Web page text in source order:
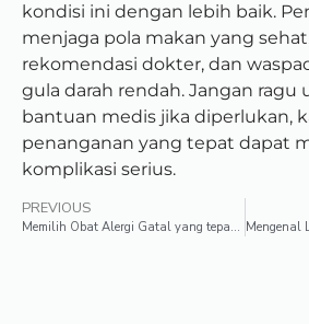
kondisi ini dengan lebih baik.
menjaga pola makan yang
rekomendasi dokter, dan
gula darah rendah. Jangan ragu
bantuan medis jika diperlukan,
penanganan yang tepat dapat
komplikasi serius.
PREVIOUS
Memilih Obat Alergi Gatal yang tepat: Panduan Lengkap